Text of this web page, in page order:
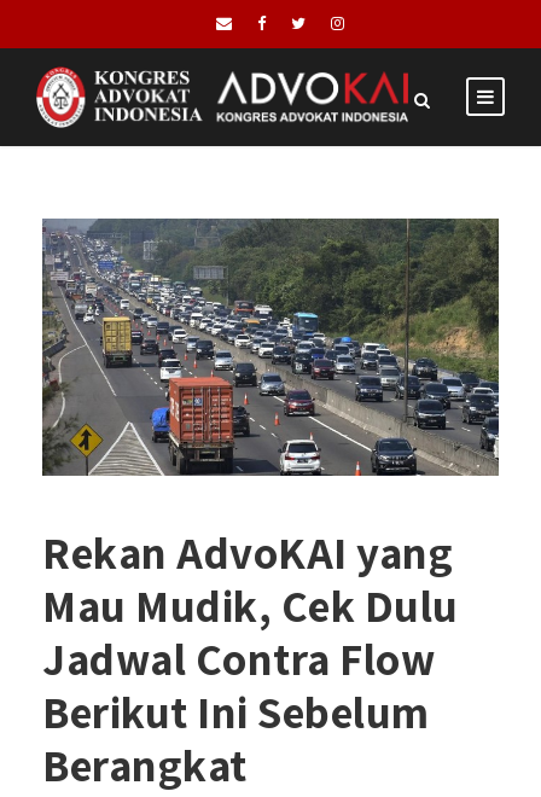
Rekan AdvoKAI yang
Mau Mudik, Cek Dulu
Jadwal Contra Flow
Berikut Ini Sebelum
Berangkat